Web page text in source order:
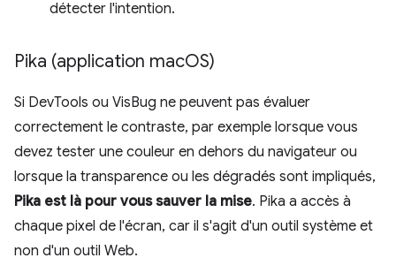
détecter l'intention.
Pika (application macOS)
Si DevTools ou VisBug ne peuvent pas évaluer
correctement le contraste, par exemple lorsque vous
devez tester une couleur en dehors du navigateur ou
lorsque la transparence ou les dégradés sont impliqués,
Pika est là pour vous sauver la mise. Pika a accès à
chaque pixel de l'écran, car il s'agit d'un outil système et
non d'un outil Web.